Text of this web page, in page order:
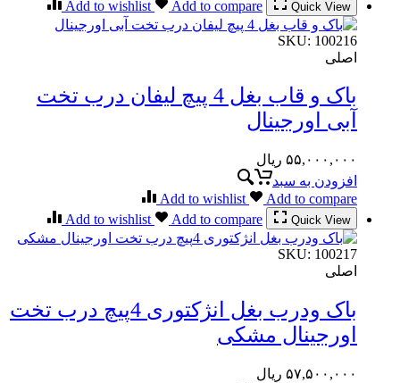
Quick View
Add to wishlist Add to compare
SKU: 100216
اصلی
باک و قاب بغل 4 پیچ لیفان درب تخت
آبی اورجینال
۵۵,۰۰۰,۰۰۰ ریال
افزودن به سبد
Add to wishlist
Add to compare
Quick View
Add to wishlist Add to compare
SKU: 100217
اصلی
باک ودرب بغل انژکتوری 4پیچ درب تخت
اورجینال مشکی
۵۷,۵۰۰,۰۰۰ ریال